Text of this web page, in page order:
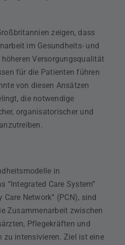
zeigen, dass
im Gesundheits- und
höheren Versorgungsqualität
für die Patienten führen
von diesen Ansätzen
die notwendige
organisatorischer und
in
“Integrated Care System”
Care Network” (PCN), sind
Zusammenarbeit zwischen
Pflegekräften und
zu intensivieren. Ziel ist eine